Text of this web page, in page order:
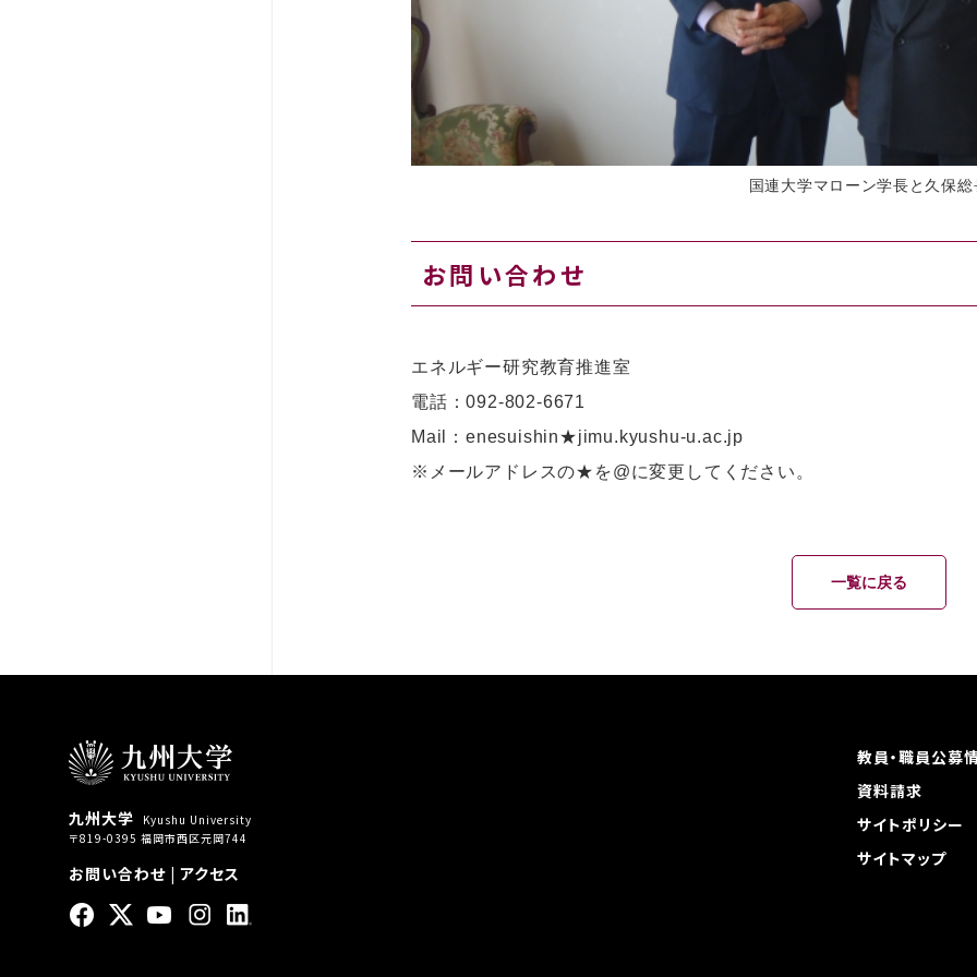
国連大学マローン学長と久保総
お問い合わせ
エネルギー研究教育推進室
電話：092-802-6671
Mail：enesuishin★jimu.kyushu-u.ac.jp
※メールアドレスの★を@に変更してください。
一覧に戻る
九州大学
Kyushu University
〒819-0395 福岡市西区元岡744
お問い合わせ |アクセス
教員・職員公募
資料請求
サイトポリシー
サイトマップ